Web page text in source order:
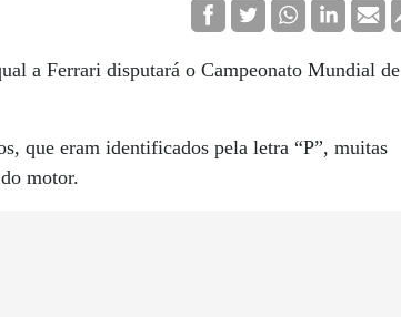
a Ferrari disputará o Campeonato Mundial de
que eram identificados pela letra “P”, muitas
motor.